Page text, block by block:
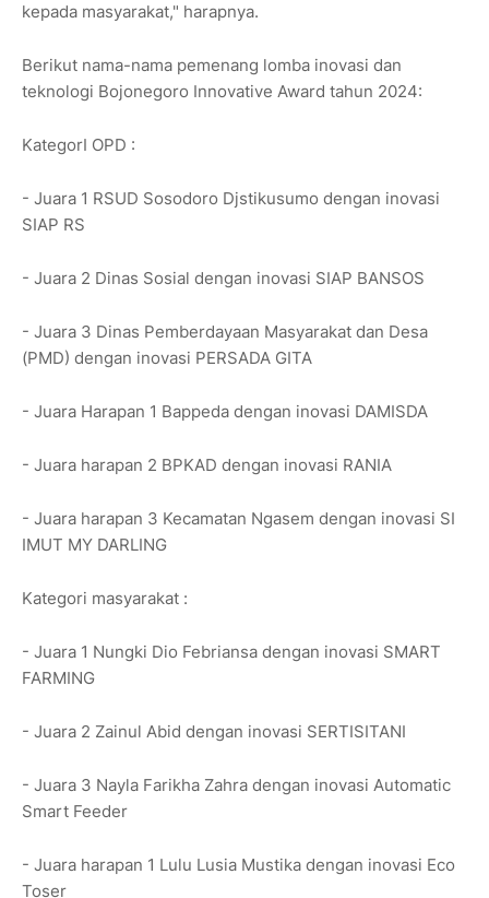
kepada masyarakat," harapnya.
Berikut nama-nama pemenang lomba inovasi dan
teknologi Bojonegoro Innovative Award tahun 2024:
KategorI OPD :
- Juara 1 RSUD Sosodoro Djstikusumo dengan inovasi
SIAP RS
- Juara 2 Dinas Sosial dengan inovasi SIAP BANSOS
- Juara 3 Dinas Pemberdayaan Masyarakat dan Desa
(PMD) dengan inovasi PERSADA GITA
- Juara Harapan 1 Bappeda dengan inovasi DAMISDA
- Juara harapan 2 BPKAD dengan inovasi RANIA
- Juara harapan 3 Kecamatan Ngasem dengan inovasi SI
IMUT MY DARLING
Kategori masyarakat :
- Juara 1 Nungki Dio Febriansa dengan inovasi SMART
FARMING
- Juara 2 Zainul Abid dengan inovasi SERTISITANI
- Juara 3 Nayla Farikha Zahra dengan inovasi Automatic
Smart Feeder
- Juara harapan 1 Lulu Lusia Mustika dengan inovasi Eco
Toser